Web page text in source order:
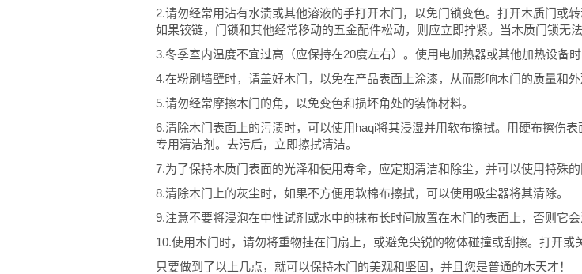
2.请勿经常用沾有水渍或其他溶液的手打开木门，以免门锁变色。打开木质门或
如果铰链，门锁和其他经常移动的五金配件松动，则应立即拧紧。当木质门锁无
3.冬季室内温度不宜过高（应保持在20度左右）。使用电加热器或其他加热设备
4.在粉刷墙壁时，请盖好木门，以免在产品表面上涂漆，从而影响木门的质量和外
5.请勿经常摩擦木门的角，以免变色和损坏角处的装饰材料。
6.清除木门表面上的污渍时，可以使用haqi将其浸湿并用软布擦拭。用硬布擦伤
专用清洁剂。去污后，立即擦拭清洁。
7.为了保持木质门表面的光泽和使用寿命，应定期清洁和除尘，并可以使用特殊的
8.清除木门上的灰尘时，如果不方便用软棉布擦拭，可以使用吸尘器将其清除。
9.注意不要将浸泡在中性试剂或水中的抹布长时间放置在木门的表面上，否则它
10.使用木门时，请勿将重物挂在门扇上，或避免尖锐的物体碰撞或刮擦。打开或
只要做到了以上几点，就可以保持木门的美观和坚固，并且您是普通的木天才！